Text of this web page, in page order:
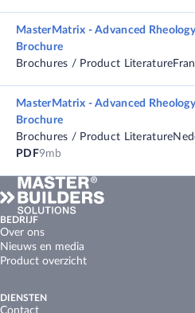
MasterMatrix - Advanced
Brochure
Brochures / Product Literature
MasterMatrix - Advanced
Brochure
Brochures / Product Literature
PDF9mb
BEDRIJF
Over ons
Nieuws en media
Product overzicht
DIENSTEN
Contact